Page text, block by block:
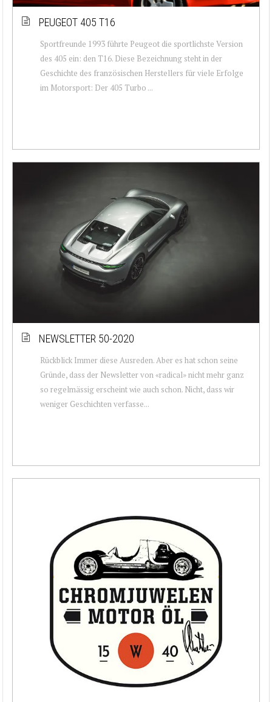
PEUGEOT 405 T16
Sportfreunde 1993 führte Peugeot die sportlichste Version
des 405 ein: den T16. Diese Bezeichnung steht in der
Geschichte des französischen Herstellers für viele Erfolge
im Motorsport: Der 405 Turbo ...
NEWSLETTER 50-2020
Rückblick Immer diese Ausreden. Aber es hat schon seine
Gründe, dass der Newsletter von «radical» nicht mehr ganz
so regelmässig erscheint wie auch schon. Nicht, dass wir
weniger Geschichten verfasse...